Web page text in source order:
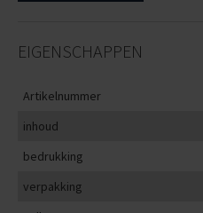
EIGENSCHAPPEN
Artikelnummer
inhoud
bedrukking
verpakking